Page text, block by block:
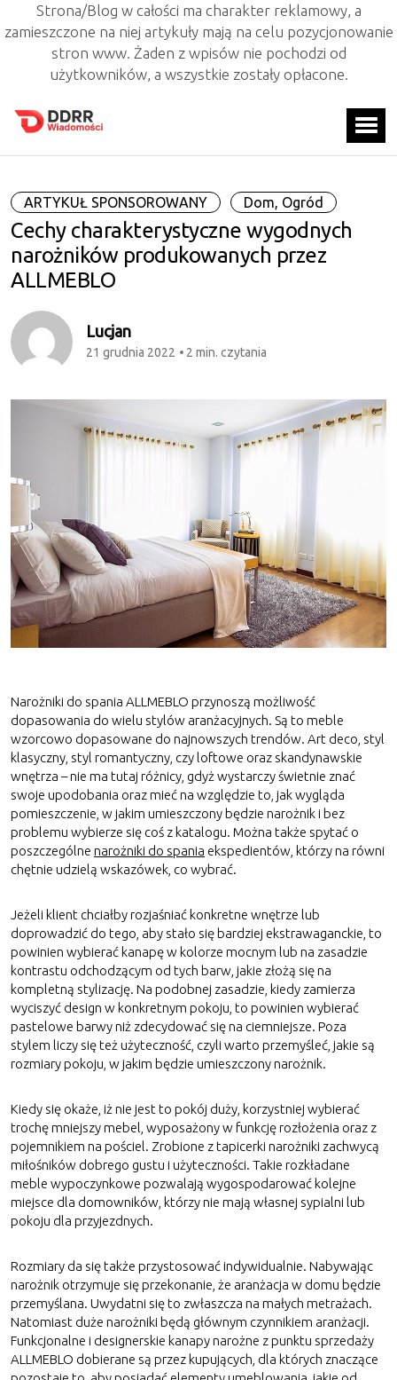
Strona/Blog w całości ma charakter reklamowy, a
zamieszczone na niej artykuły mają na celu pozycjonowanie
stron www. Żaden z wpisów nie pochodzi od
użytkowników, a wszystkie zostały opłacone.
ARTYKUŁ SPONSOROWANY Dom, Ogród
Cechy charakterystyczne wygodnych
narożników produkowanych przez
ALLMEBLO
Lucjan
21 grudnia 2022 2 min. czytania
Narożniki do spania ALLMEBLO przynoszą możliwość
dopasowania do wielu stylów aranżacyjnych. Są to meble
wzorcowo dopasowane do najnowszych trendów. Art deco, styl
klasyczny, styl romantyczny, czy loftowe oraz skandynawskie
wnętrza – nie ma tutaj różnicy, gdyż wystarczy świetnie znać
swoje upodobania oraz mieć na względzie to, jak wygląda
pomieszczenie, w jakim umieszczony będzie narożnik i bez
problemu wybierze się coś z katalogu. Można także spytać o
poszczególne narożniki do spania ekspedientów, którzy na równi
chętnie udzielą wskazówek, co wybrać.
Jeżeli klient chciałby rozjaśniać konkretne wnętrze lub
doprowadzić do tego, aby stało się bardziej ekstrawaganckie, to
powinien wybierać kanapę w kolorze mocnym lub na zasadzie
kontrastu odchodzącym od tych barw, jakie złożą się na
kompletną stylizację. Na podobnej zasadzie, kiedy zamierza
wyciszyć design w konkretnym pokoju, to powinien wybierać
pastelowe barwy niż zdecydować się na ciemniejsze. Poza
stylem liczy się też użyteczność, czyli warto przemyśleć, jakie są
rozmiary pokoju, w jakim będzie umieszczony narożnik.
Kiedy się okaże, iż nie jest to pokój duży, korzystniej wybierać
trochę mniejszy mebel, wyposażony w funkcję rozłożenia oraz z
pojemnikiem na pościel. Zrobione z tapicerki narożniki zachwycą
miłośników dobrego gustu i użyteczności. Takie rozkładane
meble wypoczynkowe pozwalają wygospodarować kolejne
miejsce dla domowników, którzy nie mają własnej sypialni lub
pokoju dla przyjezdnych.
Rozmiary da się także przystosować indywidualnie. Nabywając
narożnik otrzymuje się przekonanie, że aranżacja w domu będzie
przemyślana. Uwydatni się to zwłaszcza na małych metrażach.
Natomiast duże narożniki będą głównym czynnikiem aranżacji.
Funkcjonalne i designerskie kanapy narożne z punktu sprzedaży
ALLMEBLO dobierane są przez kupujących, dla których znaczące